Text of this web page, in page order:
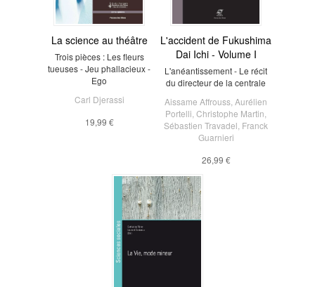
La science au théâtre
Trois pièces : Les fleurs
tueuses - Jeu phallacieux -
Ego
Carl Djerassi
19,99 €
L'accident de Fukushima
Dai Ichi - Volume I
L'anéantissement - Le récit
du directeur de la centrale
Aissame Affrouss Aurélien
Portelli Christophe Martin
Sébastien Travadel Franck
Guarnieri
26,99 €